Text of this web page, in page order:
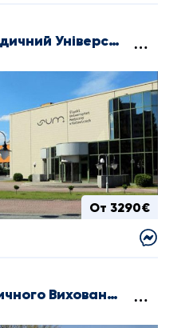
Сілезький Медичний Університет у Катовіце
От 3290€
Академія Фізичного Виховання ім. Юзефа Пілсудського